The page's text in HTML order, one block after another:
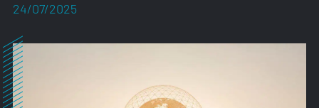
24/07/2025